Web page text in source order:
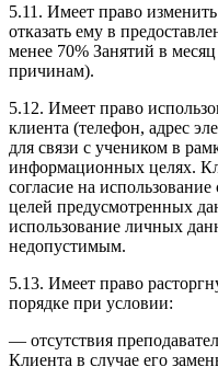
5.11. Имеет право
отказать ему в
менее 70% Занятий в
причинам).
5.12. Имеет право
клиента (телефон, адрес
для связи с учеником в
информационных целях.
согласие на
целей предусмотренных
использование личных
недопустимым.
5.13. Имеет право
порядке при условии:
— отсутствия
Клиента в случае его